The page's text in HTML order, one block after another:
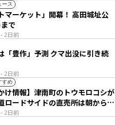
ース
- 2日前
マーケット」開幕！ 高田城址公
で
- 2日前
予測 クマ出没に引き続
すめ
- 2日前
け情報】津南町のトウモロコシが
ロードサイドの直売所は朝から長